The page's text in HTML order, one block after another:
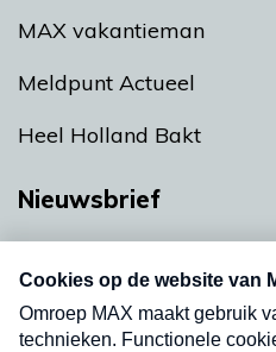
MAX vakantieman
Meldpunt Actueel
Heel Holland Bakt
Nieuwsbrief
nieuwsbrief. Elke vrijdag-
uw mailbox.